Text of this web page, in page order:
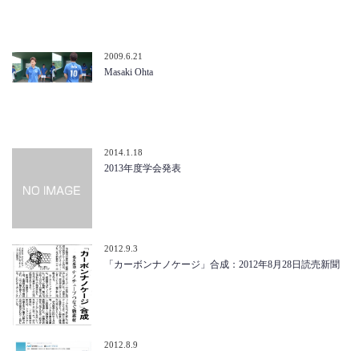
2009.6.21
Masaki Ohta
2014.1.18
2013年度学会発表
2012.9.3
「カーボンナノケージ」合成：2012年8月28日読売新聞
2012.8.9